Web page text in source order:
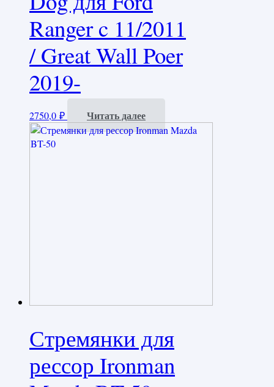
Ranger c 11/2011
/ Great Wall Poer
2019-
2750,0 ₽ Читать далее
Стремянки для
рессор Ironman